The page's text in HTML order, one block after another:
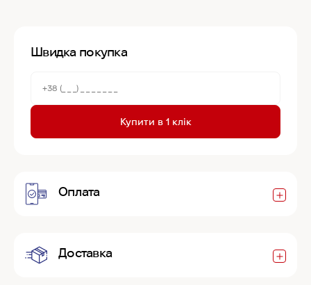
Швидка покупка
Купити в 1 клік
Оплата
Доставка